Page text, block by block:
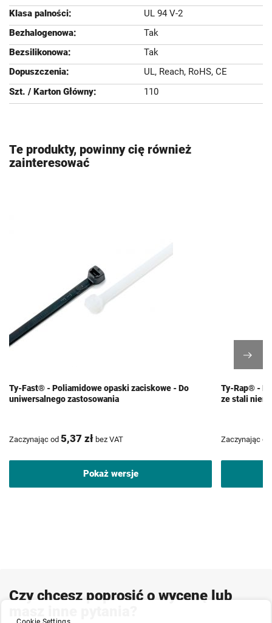
UL 94 V-2
Tak
Tak
UL, Reach, RoHS, CE
110
Te produkty, powinny cię również
zainteresować
Ty-Fast® - Poliamidowe opaski zaciskowe - Do
uniwersalnego zastosowania
Zaczynając od 5,37 zł bez VAT
Pokaż wersje
Ty-Rap® -
ze stali
Zaczynając od
Czy chcesz poprosić o wycenę lub